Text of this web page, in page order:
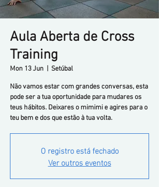
Aula Aberta de Cross
Training
Mon 13 Jun Setúbal
Não vamos estar com grandes conversas, esta
pode ser a tua oportunidade para mudares os
teus hábitos. Deixares o mimimi e agires para o
teu bem e dos que estão à tua volta.
O registro está fechado
Ver outros eventos